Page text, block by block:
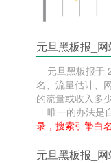
元旦黑板报_
元旦黑板报于
名、流量估计、
的流量或收入多
唯一的办法是
录，搜索引擎白
元旦黑板报_